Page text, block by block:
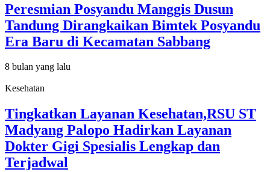
Peresmian Posyandu Manggis Dusun
Tandung Dirangkaikan Bimtek Posyandu
Era Baru di Kecamatan Sabbang
8 bulan yang lalu
Kesehatan
Tingkatkan Layanan Kesehatan,RSU ST
Madyang Palopo Hadirkan Layanan
Dokter Gigi Spesialis Lengkap dan
Terjadwal